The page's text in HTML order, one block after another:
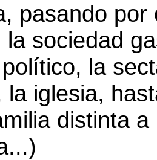
pasando por
la sociedad
la
la iglesia,
distinta a